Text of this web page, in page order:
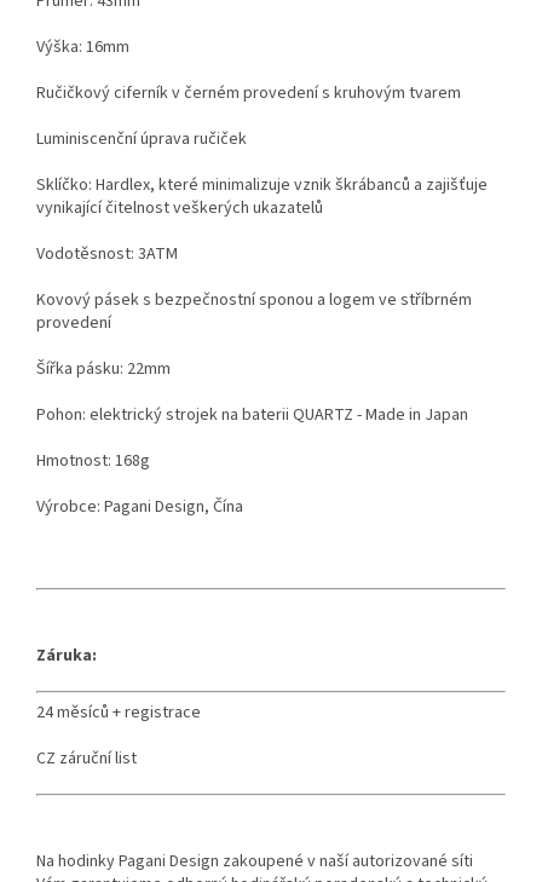
Výška: 16mm
Ručičkový ciferník v černém provedení s kruhovým tvarem
Luminiscenční úprava ručiček
Sklíčko: Hardlex, které minimalizuje vznik škrábanců a zajišťuje
vynikající čitelnost veškerých ukazatelů
Vodotěsnost: 3ATM
Kovový pásek s bezpečnostní sponou a logem ve stříbrném
provedení
Šířka pásku: 22mm
Pohon: elektrický strojek na baterii QUARTZ - Made in Japan
Hmotnost: 168g
Výrobce: Pagani Design, Čína
Záruka:
24 měsíců + registrace
CZ záruční list
Na hodinky Pagani Design zakoupené v naší autorizované síti